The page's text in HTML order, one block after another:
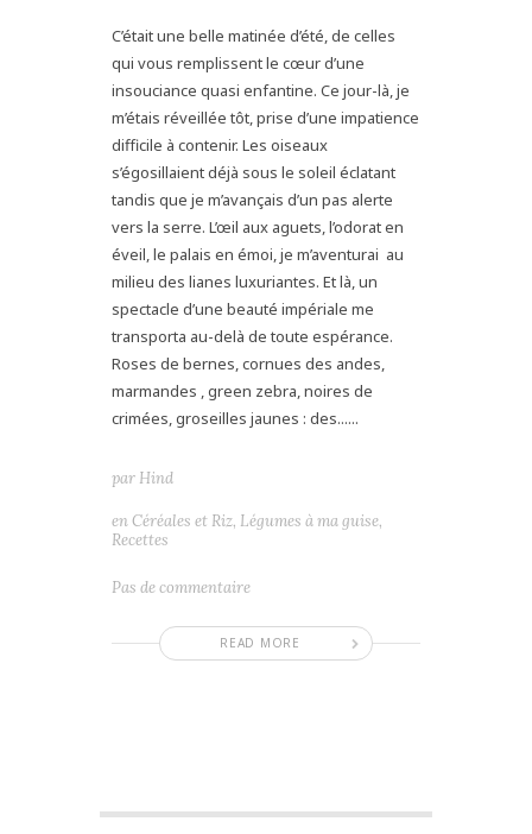
C’était une belle matinée d’été, de celles
qui vous remplissent le cœur d’une
insouciance quasi enfantine. Ce jour-là, je
m’étais réveillée tôt, prise d’une impatience
difficile à contenir. Les oiseaux
s’égosillaient déjà sous le soleil éclatant
tandis que je m’avançais d’un pas alerte
vers la serre. L’œil aux aguets, l’odorat en
éveil, le palais en émoi, je m’aventurai au
milieu des lianes luxuriantes. Et là, un
spectacle d’une beauté impériale me
transporta au-delà de toute espérance.
Roses de bernes, cornues des andes,
marmandes , green zebra, noires de
crimées, groseilles jaunes : des......
READ MORE
par Hind
enCéréales et Riz, Légumes à ma guise,
Recettes
Pas de commentaire